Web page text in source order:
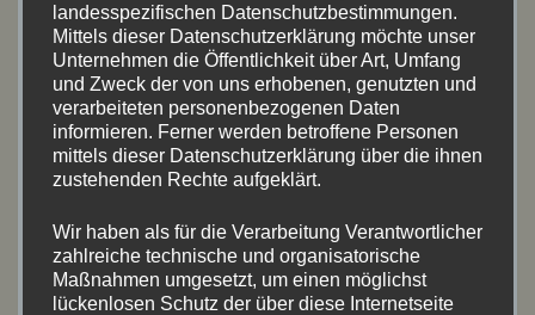
April 2026(4)
September 2025(7)
Juni 2025(8)
Mai 2025(5)
August 2024(11)
Juli 2024(5)
landesspezifischen Datenschutzbestimmungen.
Mittels dieser Datenschutzerklärung möchte unser
Unternehmen die Öffentlichkeit über Art, Umfang
und Zweck der von uns erhobenen, genutzten und
verarbeiteten personenbezogenen Daten
informieren. Ferner werden betroffene Personen
mittels dieser Datenschutzerklärung über die ihnen
zustehenden Rechte aufgeklärt.
Wir haben als für die Verarbeitung Verantwortlicher
zahlreiche technische und organisatorische
Maßnahmen umgesetzt, um einen möglichst
lückenlosen Schutz der über diese Internetseite